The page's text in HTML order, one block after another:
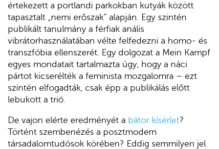
értekezett a portlandi parkokban kutyák között
tapasztalt „nemi erőszak” alapján. Egy szintén
publikált tanulmány a férfiak anális
vibrátorhasználatában vélte felfedezni a homo- és
transzfóbia ellenszerét. Egy dolgozat a Mein Kampf
egyes mondatait tartalmazta úgy, hogy a náci
pártot kicserélték a feminista mozgalomra – ezt
szintén elfogadták, csak épp a publikálás előtt
lebukott a trió.
De vajon elérte eredményét a bátor kísérlet?
Történt szembenézés a posztmodern
társadalomtudósok körében? Eddig semmilyen jel